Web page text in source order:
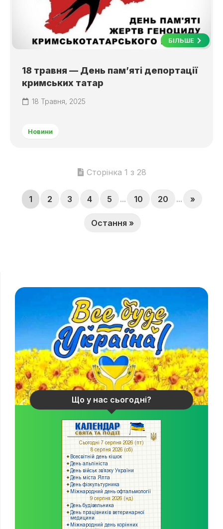
БІЛЬШЕ
18 травня — День пам’яті депортації
кримських татар
18 Травня, 2025
Новини
Сторінка 1 з 28
1 2 3 4 5 ... 10 20 ... »
Остання »
Що у нас сьогодні?